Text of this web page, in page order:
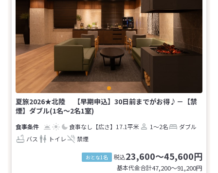
夏旅2026★北陸 【早期申込】30日前までがお得♪－【禁
煙】ダブル(1名～2名1室)
食事なし 【広さ】17.1平米 1～2名
ダブル
バス
トイレ 禁煙
おとな1名 税込23,600～45,600円
基本代金合計47,200〜91,200円